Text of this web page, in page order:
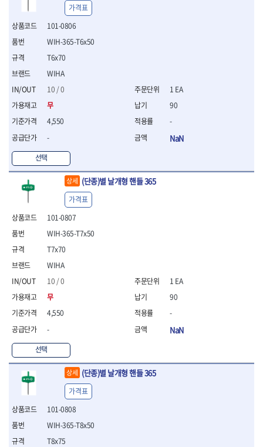
- 옵셋렌치세트
- 라쳇콤비네이션렌치세
- 라쳇콤비네이션세트
- 라쳇렌치
- 함마렌치
- 미니라쳇세트
- 기타
- 라쳇 드라이버
- 스피드렌치
- 모터렌치
- 함마스패너
절연.전설.방폭공구
- 절연옵셋렌치
- 절연드라이버
- 절연스패너
- 절연T렌치
- 절연소켓
- 절연별소켓
- 절연별비트소켓
- 절연육각비트소켓
- 절연토크렌치
- 절연콤비네이션렌치
- 절연링렌치
- 절연플라이어
- 절연전공칼
- 절연안전모
- 절연매트
- 방폭소켓
101-0806
WIHA
10 / 0
무
4,550
-
선택
WIH-365-T6x50
T6x70
가격표
1 EA
90
-
NaN
상세 (단종)별 날개형 핸들 365
101-0807
WIHA
10 / 0
무
4,550
-
선택
WIH-365-T7x50
T7x70
가격표
1 EA
90
-
NaN
상세 (단종)별 날개형 핸들 365
101-0808
WIH-365-T8x50
T8x75
가격표